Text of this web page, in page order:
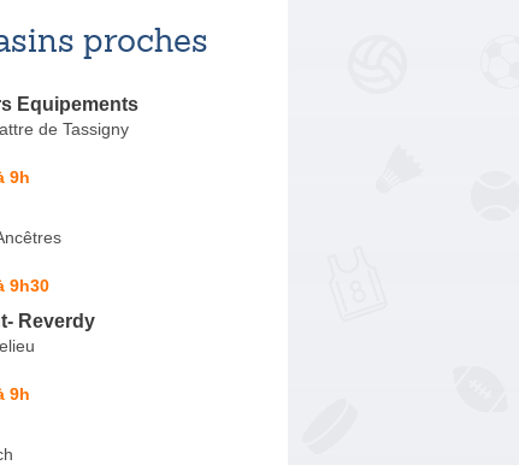
proches
Equipements
de Tassigny
9h
9h30
Reverdy
9h